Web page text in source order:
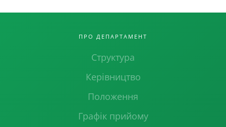
ПРО ДЕПАРТАМЕНТ
Структура
Керівництво
Положення
Графік прийому